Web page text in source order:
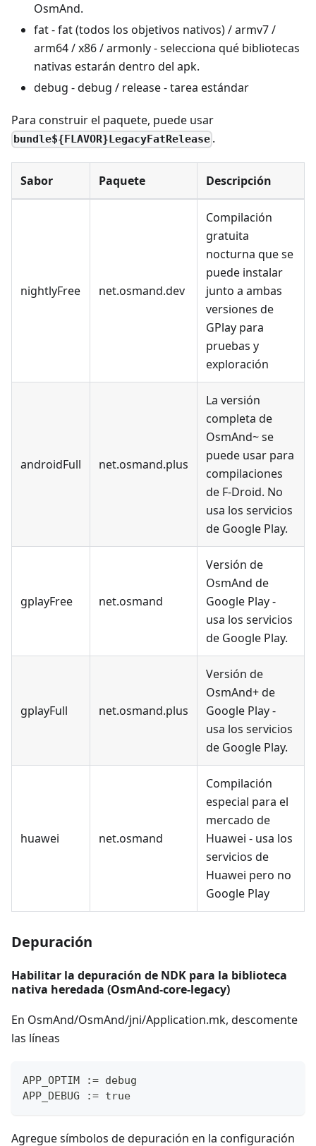
OsmAnd.
fat - fat (todos los objetivos nativos) / armv7 /
arm64 / x86 / armonly - selecciona qué bibliotecas
nativas estarán dentro del apk.
debug - debug / release - tarea estándar
Para construir el paquete, puede usar
bundle${FLAVOR}LegacyFatRelease .
Sabor Paquete Descripción
nightlyFree net.osmand.dev
Compilación
gratuita
nocturna que se
puede instalar
junto a ambas
versiones de
GPlay para
pruebas y
exploración
androidFull net.osmand.plus
La versión
completa de
OsmAnd~ se
puede usar para
compilaciones
de F-Droid. No
usa los servicios
de Google Play.
gplayFree net.osmand
Versión de
OsmAnd de
Google Play -
usa los servicios
de Google Play.
gplayFull net.osmand.plus
Versión de
OsmAnd+ de
Google Play -
usa los servicios
de Google Play.
huawei net.osmand
Compilación
especial para el
mercado de
Huawei - usa los
servicios de
Huawei pero no
Google Play
Depuración
Habilitar la depuración de NDK para la biblioteca
nativa heredada (OsmAnd-core-legacy)
En OsmAnd/OsmAnd/jni/Application.mk, descomente
las líneas
APP_OPTIM := debug
APP_DEBUG := true
Agregue símbolos de depuración en la configuración